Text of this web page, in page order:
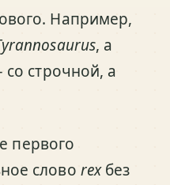
Например,
, а
строчной, а
первого
слово rexбез